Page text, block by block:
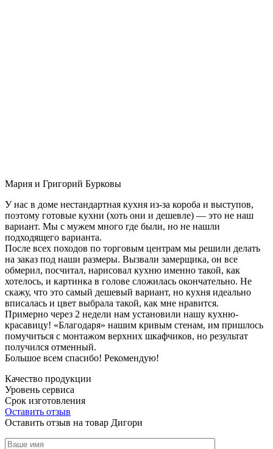
Мария и Григорий Бурковы
У нас в доме нестандартная кухня из-за короба и выступов,
поэтому готовые кухни (хоть они и дешевле) — это не наш
вариант. Мы с мужем много где были, но не нашли
подходящего варианта.
После всех походов по торговым центрам мы решили делать
на заказ под наши размеры. Вызвали замерщика, он все
обмерил, посчитал, нарисовал кухню именно такой, как
хотелось, и картинка в голове сложилась окончательно. Не
скажу, что это самый дешевый вариант, но кухня идеально
вписалась и цвет выбрала такой, как мне нравится.
Примерно через 2 недели нам установили нашу кухню-
красавицу! «Благодаря» нашим кривым стенам, им пришлось
помучиться с монтажом верхних шкафчиков, но результат
получился отменный.
Большое всем спасибо! Рекомендую!
Качество продукции
Уровень сервиса
Срок изготовления
Оставить отзыв
Оставить отзыв на товар Дигори